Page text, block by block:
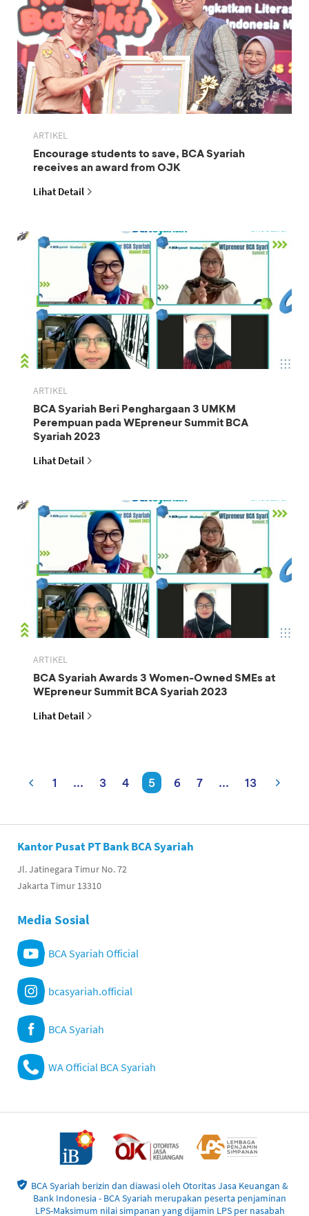
ARTIKEL
Encourage students to save, BCA Syariah
receives an award from OJK
Lihat Detail
ARTIKEL
BCA Syariah Beri Penghargaan 3 UMKM
Perempuan pada WEpreneur Summit BCA
Syariah 2023
Lihat Detail
ARTIKEL
BCA Syariah Awards 3 Women-Owned SMEs at
WEpreneur Summit BCA Syariah 2023
Lihat Detail
1 ... 3 4 5 6 7 ... 13
Kantor Pusat PT Bank BCA Syariah
Jl. Jatinegara Timur No. 72
Jakarta Timur 13310
Media Sosial
BCA Syariah Official
bcasyariah.official
BCA Syariah
WA Official BCA Syariah
BCA Syariah berizin dan diawasi oleh Otoritas Jasa Keuangan &
Bank Indonesia - BCA Syariah merupakan peserta penjaminan
LPS-Maksimum nilai simpanan yang dijamin LPS per nasabah